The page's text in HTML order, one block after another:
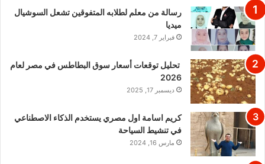
رسالة من معلم لطلابه المتفوقين تشعل السوشيال
ميديا
فبراير 7, 2024
تحليل توقعات أسعار سوق البطاطس في مصر لعام
2026
ديسمبر 17, 2025
كريم اسامة اول مصري يستخدم الذكاء الاصطناعي
في تنشيط السياحة
مارس 16, 2024